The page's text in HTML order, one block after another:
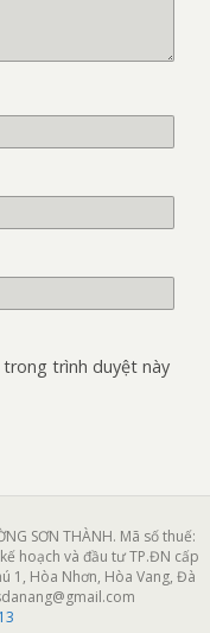
trình duyệt này
SƠN THÀNH. Mã số thuế:
hoạch và đầu tư TP.ĐN cấp
1, Hòa Nhơn, Hòa Vang, Đà